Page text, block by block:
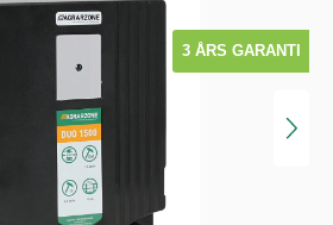
3 ÅRS GARANTI